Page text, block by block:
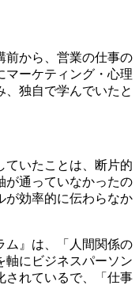
前から、営業の仕事の
マーケティング・心理
独自で学んでいたと
ていたことは、断片的
が通っていなかったの
が効率的に伝わらなか
ム』は、「人間関係の
軸にビジネスパーソン
されているで、「仕事